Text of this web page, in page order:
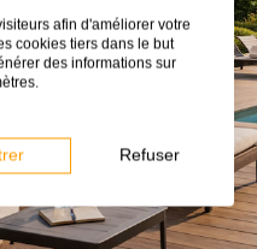
recoupé.
de45cm pour une lame
.
un escalier de 120 cm de
afin d'améliorer votre
cookies tiers dans le but
des informations sur
Refuser